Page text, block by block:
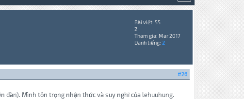
Bài viết: 55
2
Tham gia: Mar 2017
Danh tiếng: 2
#26
đàn). Mình tôn trọng nhận thức và suy nghĩ của lehuuhung.